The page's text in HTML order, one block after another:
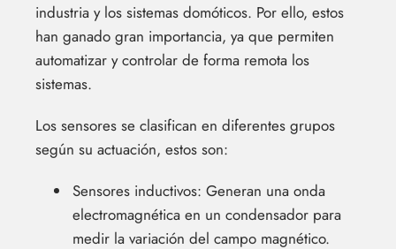
industria y los sistemas domóticos. Por ello, estos
han ganado gran importancia, ya que permiten
automatizar y controlar de forma remota los
sistemas.
Los sensores se clasifican en diferentes grupos
según su actuación, estos son:
Sensores inductivos: Generan una onda
electromagnética en un condensador para
medir la variación del campo magnético.